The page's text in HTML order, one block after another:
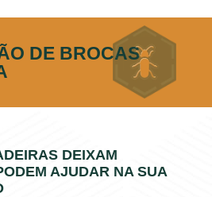
DE BROCAS
DEIXAM
AJUDAR NA SUA